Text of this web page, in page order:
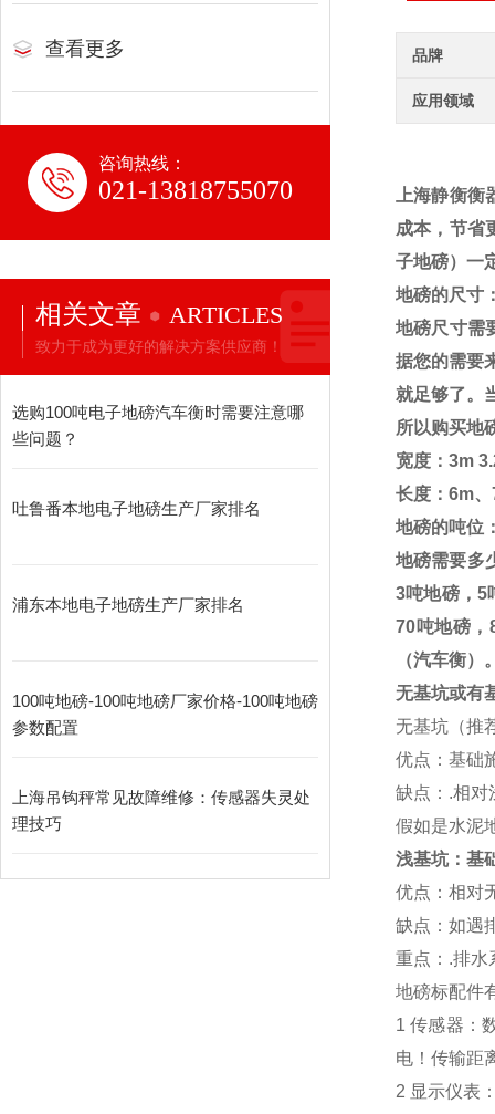
查看更多
咨询热线：
021-13818755070
相关文章 ARTICLES
致力于成为更好的解决方案供应商！
选购100吨电子地磅汽车衡时需要注意哪
些问题？
吐鲁番本地电子地磅生产厂家排名
浦东本地电子地磅生产厂家排名
100吨地磅-100吨地磅厂家价格-100吨地磅
参数配置
上海吊钩秤常见故障维修：传感器失灵处
理技巧
品牌
应用领域
上海静衡衡
成本，节省
子地磅）一
地磅的尺寸
地磅尺寸需
据您的需要
就足够了。
所以购买地
宽度： 3m
长度： 6m、
地磅的吨位
地磅需要多
3吨地磅， 5
70吨地磅，
（汽车衡
无基坑或有
无基坑（推
优点：基础
缺点： .相对
假如是水泥
浅基坑：基
优点：相对
缺点：如遇
重点： .排水
地磅标配件
1传感器：
电！传输距
2 显示仪表